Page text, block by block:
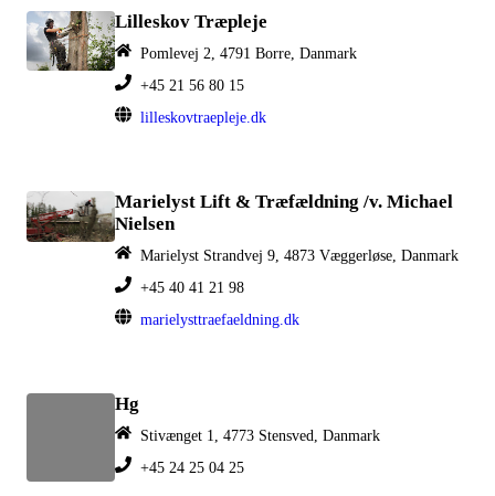
Lilleskov Træpleje
Pomlevej 2, 4791 Borre, Danmark
+45 21 56 80 15
lilleskovtraepleje.dk
Marielyst Lift & Træfældning /v. Michael
Nielsen
Marielyst Strandvej 9, 4873 Væggerløse, Danmark
+45 40 41 21 98
marielysttraefaeldning.dk
Hg
Stivænget 1, 4773 Stensved, Danmark
+45 24 25 04 25